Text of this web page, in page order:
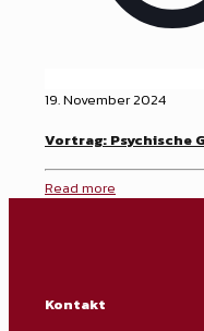
19. November 2024
Vortrag: Psychische
Read more
Kontakt